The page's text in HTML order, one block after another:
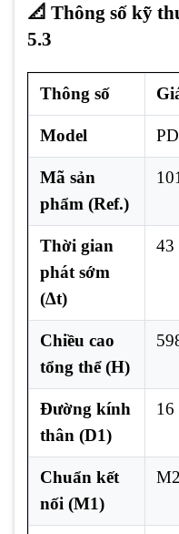
📐 Thông số kỹ
5.3
Thông số
Model
Mã sản
phẩm (Ref.)
Thời gian
phát sớm
(∆t)
43
Chiều cao
tổng thể (H)
Đường kính
thân (D1)
16
Chuẩn kết
nối (M1)